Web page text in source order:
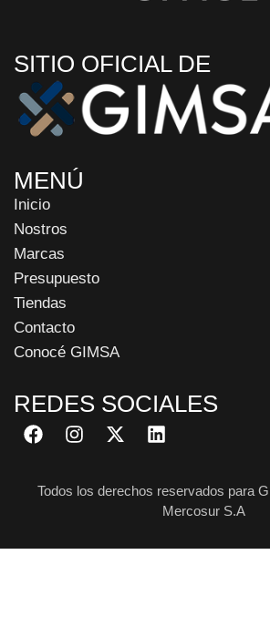
SITIO OFICIAL DE
MENÚ
Inicio
Nostros
Marcas
Presupuesto
Tiendas
Contacto
Conocé GIMSA
REDES SOCIALES
Todos los derechos reservados para
Mercosur S.A